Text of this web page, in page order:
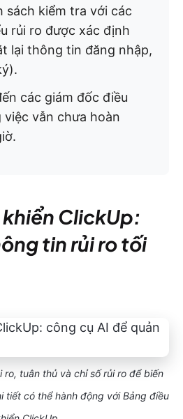
sách kiểm tra với các
rủi ro được xác định
lại thông tin đăng nhập,
các giám đốc điều
việc vẫn chưa hoàn
khiển ClickUp:
tin rủi ro tối
tuân thủ và chỉ số rủi ro để biến
tiết có thể hành động với Bảng điều